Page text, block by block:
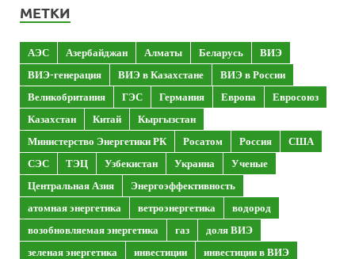
МЕТКИ
АЭС Азербайджан Алматы Беларусь
ВИЭ
ВИЭ-генерация
ВИЭ в Казахстане
ВИЭ в России
Великобритания
ГЭС Германия Европа
Евросоюз
Казахстан
Китай
Кыргызстан
Министерство Энергетики РК
Росатом Россия
США
СЭС
ТЭЦ Узбекистан Украина
Ученые
Центральная Азия
Энергоэффективность
атомная энергетика
ветроэнергетика
водород
возобновляемая энергетика
газ
доля ВИЭ
зеленая энергетика
инвестиции
инвестиции в ВИЭ